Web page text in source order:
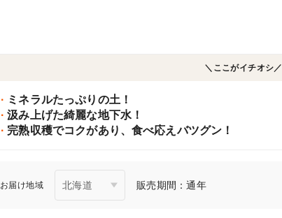
＼ここがイチオシ／
ミネラルたっぷりの土！
汲み上げた綺麗な地下水！
完熟収穫でコクがあり、食べ応えバツグン！
お届け地域 販売期間：通年